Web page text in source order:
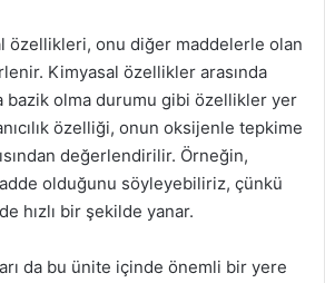
özellikleri, onu diğer maddelerle olan
Kimyasal özellikler arasında
bazik olma durumu gibi özellikler yer
özelliği, onun oksijenle tepkime
değerlendirilir. Örneğin,
olduğunu söyleyebiliriz, çünkü
hızlı bir şekilde yanar.
da bu ünite içinde önemli bir yere